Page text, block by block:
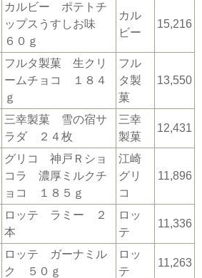
カルビー ポテトチ
ップスうすしお味
６０ｇ
カル
ビー
15,216
フルタ製菓 生クリ
ームチョコ １８４
ｇ
フル
タ製
菓
13,550
三幸製菓 雪の宿サ
ラダ ２４枚
三幸
製菓
12,431
グリコ 神戸Ｒショ
コラ 濃厚ミルクチ
ョコ １８５ｇ
江崎
グリ
コ
11,896
ロッテ ラミー ２
本
ロッ
テ
11,336
ロッテ ガーナミル
ク ５０ｇ
ロッ
テ
11,263